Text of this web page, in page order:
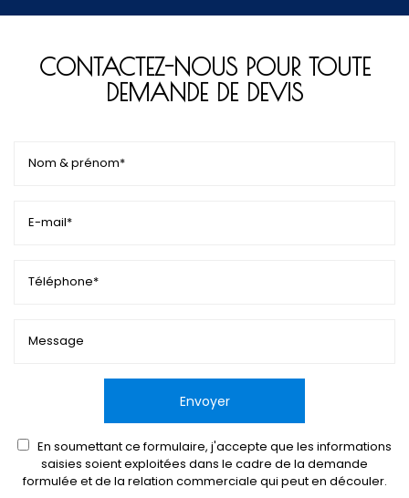
CONTACTEZ-NOUS POUR TOUTE
DEMANDE DE DEVIS
En soumettant ce formulaire, j'accepte que les informations
saisies soient exploitées dans le cadre de la demande
formulée et de la relation commerciale qui peut en découler.